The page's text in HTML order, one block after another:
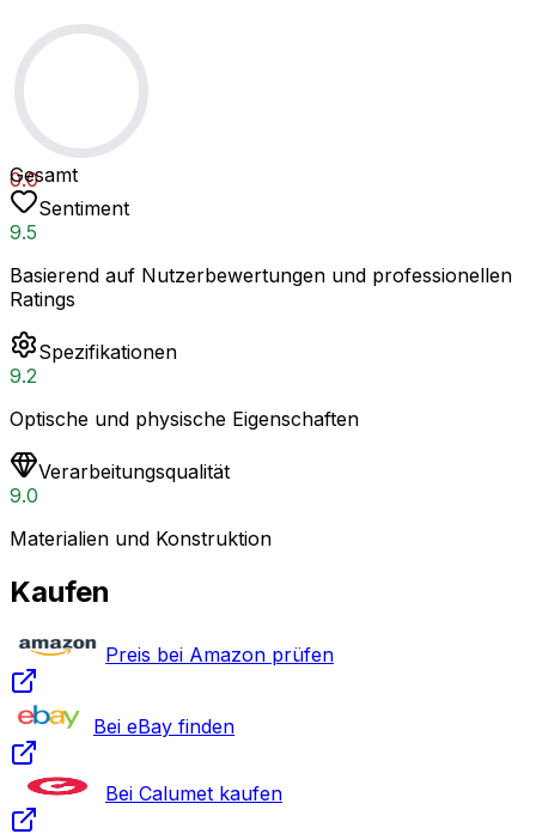
0.0
Gesamt
Sentiment
9.5
Basierend auf Nutzerbewertungen und professionellen
Ratings
Spezifikationen
9.2
Optische und physische Eigenschaften
Verarbeitungsqualität
9.0
Materialien und Konstruktion
Kaufen
Preis bei Amazon prüfen
Bei eBay finden
Bei Calumet kaufen